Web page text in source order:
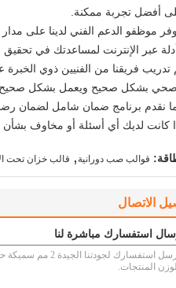
أفضل تجربة ممكنة.
عبر الإنترنت لمساعدتك في تحقيق
تدريب فريقنا من الفنيين ذوي
بشكل صحيح ويعمل بشكل صحيح.
نقدم برنامج ضمان شامل لضمان رضا
كانت لديك أي أسئلة أو مخاوف بشأن
قوالب صب دورانية , قالب خزان تحت
الاتصال
استفسارك مباشرة لنا